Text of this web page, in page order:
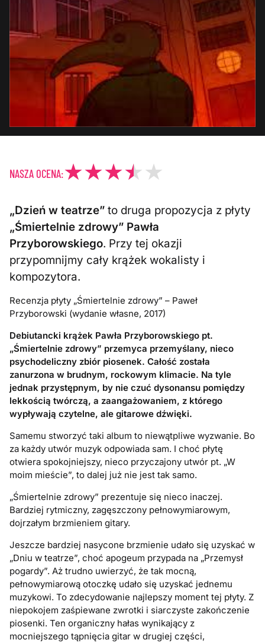
NASZA OCENA:
„Dzień w teatrze” to druga propozycja z płyty
„Śmiertelnie zdrowy” Pawła
Przyborowskiego. Przy tej okazji
przypomnijmy cały krążek wokalisty i
kompozytora.
Recenzja płyty „Śmiertelnie zdrowy” – Paweł
Przyborowski (wydanie własne, 2017)
Debiutancki krążek Pawła Przyborowskiego pt.
„Śmiertelnie zdrowy” przemyca przemyślany, nieco
psychodeliczny zbiór piosenek. Całość została
zanurzona w brudnym, rockowym klimacie. Na tyle
jednak przystępnym, by nie czuć dysonansu pomiędzy
lekkością twórczą, a zaangażowaniem, z którego
wypływają czytelne, ale gitarowe dźwięki.
Samemu stworzyć taki album to niewątpliwe wyzwanie. Bo
za każdy utwór muzyk odpowiada sam. I choć płytę
otwiera spokojniejszy, nieco przyczajony utwór pt. „W
moim mieście”, to dalej już nie jest tak samo.
„Śmiertelnie zdrowy” prezentuje się nieco inaczej.
Bardziej rytmiczny, zagęszczony pełnowymiarowym,
dojrzałym brzmieniem gitary.
Jeszcze bardziej nasycone brzmienie udało się uzyskać w
„Dniu w teatrze”, choć apogeum przypada na „Przemysł
pogardy”. Aż trudno uwierzyć, że tak mocną,
pełnowymiarową otoczkę udało się uzyskać jednemu
muzykowi. To zdecydowanie najlepszy moment tej płyty. Z
niepokojem zaśpiewane zwrotki i siarczyste zakończenie
piosenki. Ten organiczny hałas wynikający z
mocniejszego tąpnięcia gitar w drugiej części,